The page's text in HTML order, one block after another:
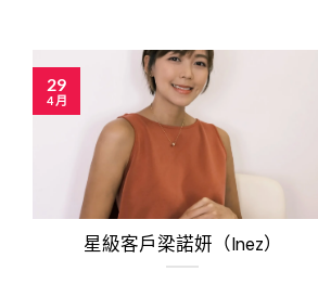
星級客戶梁諾妍（Inez）
29
4 月